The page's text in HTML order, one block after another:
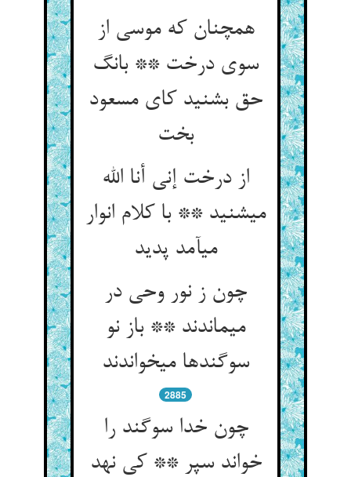
همچنان که موسی از
سوی درخت ** بانگ
حق بشنید کای مسعود
بخت‏
از درخت إنی أنا الله
می‏شنید ** با کلام انوار
می‏آمد پدید
چون ز نور وحی در
می‏ماندند ** باز نو
سوگندها می‏خواندند
2885
چون خدا سوگند را
خواند سپر ** کی نهد